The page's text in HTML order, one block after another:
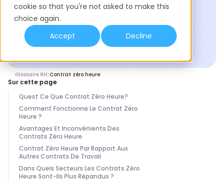
cookie so that you're not asked to make this
choice again.
Accept
Decline
Marcelle van Niekerk
Content Manager
June 23, 2026
Temps de lecture
min de lecture
Glossaire RH Contrat zéro heure
Sur cette page
Quest Ce Que Contrat Zéro Heure?
Comment Fonctionne Le Contrat Zéro
Heure ?
Avantages Et Inconvénients Des
Contrats Zéro Heure
Contrat Zéro Heure Par Rapport Aux
Autres Contrats De Travail
Dans Quels Secteurs Les Contrats Zéro
Heure Sont-Ils Plus Répandus ?